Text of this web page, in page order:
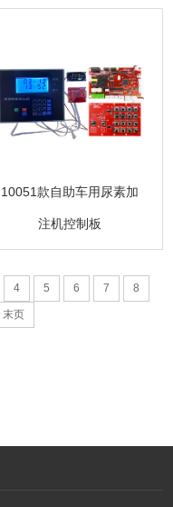
10051款自助车用尿素加
注机控制板
4 5 6 7 8
末页